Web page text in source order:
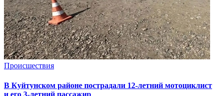
Происшествия
В Куйтунском районе пострадали 12-летний мотоциклист
и его 3-летний пассажир